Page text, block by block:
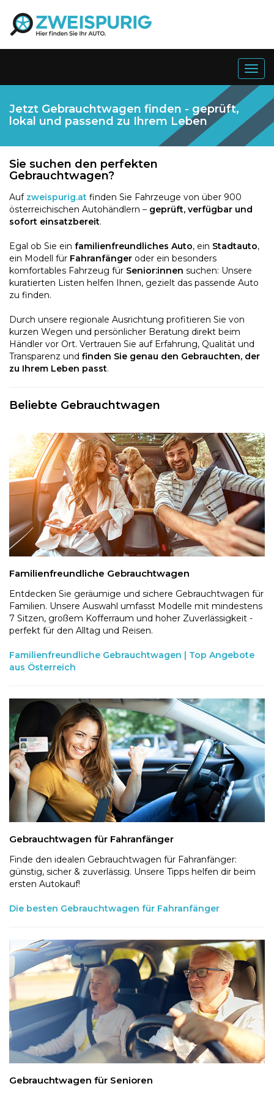
Jetzt Gebrauchtwagen finden - geprüft,
lokal und passend zu Ihrem Leben
Sie suchen den perfekten
Gebrauchtwagen?
Auf zweispurig.at finden Sie Fahrzeuge von über 900
österreichischen Autohändlern – geprüft, verfügbar und
sofort einsatzbereit.
Egal ob Sie ein familienfreundliches Auto, ein Stadtauto,
ein Modell für Fahranfänger oder ein besonders
komfortables Fahrzeug für Senior:innen suchen: Unsere
kuratierten Listen helfen Ihnen, gezielt das passende Auto
zu finden.
Durch unsere regionale Ausrichtung profitieren Sie von
kurzen Wegen und persönlicher Beratung direkt beim
Händler vor Ort. Vertrauen Sie auf Erfahrung, Qualität und
Transparenz und finden Sie genau den Gebrauchten, der
zu Ihrem Leben passt.
Beliebte Gebrauchtwagen
Familienfreundliche Gebrauchtwagen
Entdecken Sie geräumige und sichere Gebrauchtwagen für
Familien. Unsere Auswahl umfasst Modelle mit mindestens
7 Sitzen, großem Kofferraum und hoher Zuverlässigkeit -
perfekt für den Alltag und Reisen.
Familienfreundliche Gebrauchtwagen | Top Angebote
aus Österreich
Gebrauchtwagen für Fahranfänger
Finde den idealen Gebrauchtwagen für Fahranfänger:
günstig, sicher & zuverlässig. Unsere Tipps helfen dir beim
ersten Autokauf!
Die besten Gebrauchtwagen für Fahranfänger
Gebrauchtwagen für Senioren